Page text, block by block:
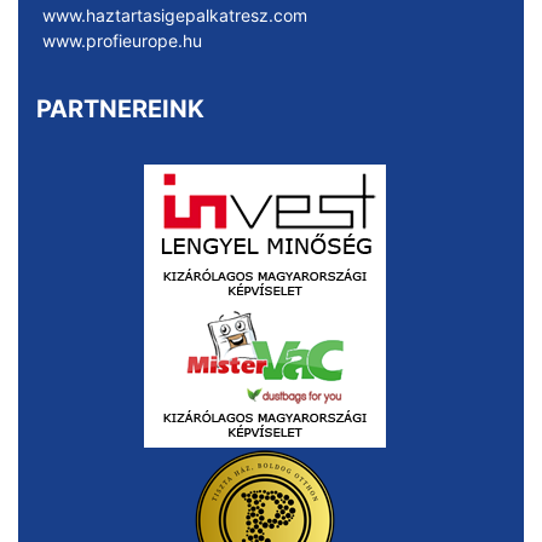
www.haztartasigepalkatresz.com
www.profieurope.hu
PARTNEREINK